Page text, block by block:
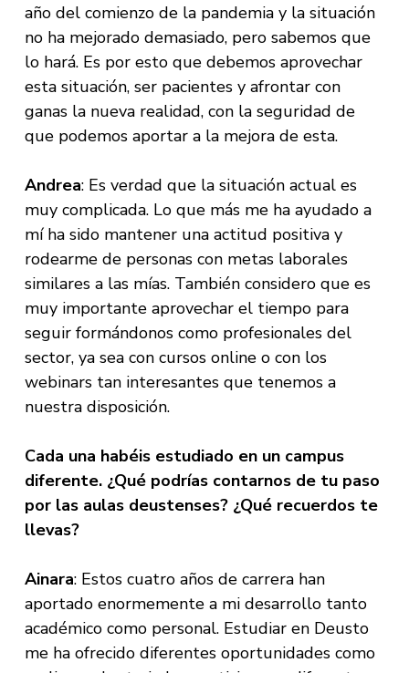
año del comienzo de la pandemia y la situación
no ha mejorado demasiado, pero sabemos que
lo hará. Es por esto que debemos aprovechar
esta situación, ser pacientes y afrontar con
ganas la nueva realidad, con la seguridad de
que podemos aportar a la mejora de esta.
Andrea: Es verdad que la situación actual es
muy complicada. Lo que más me ha ayudado a
mí ha sido mantener una actitud positiva y
rodearme de personas con metas laborales
similares a las mías. También considero que es
muy importante aprovechar el tiempo para
seguir formándonos como profesionales del
sector, ya sea con cursos online o con los
webinars tan interesantes que tenemos a
nuestra disposición.
Cada una habéis estudiado en un campus
diferente. ¿Qué podrías contarnos de tu paso
por las aulas deustenses? ¿Qué recuerdos te
llevas?
Ainara: Estos cuatro años de carrera han
aportado enormemente a mi desarrollo tanto
académico como personal. Estudiar en Deusto
me ha ofrecido diferentes oportunidades como